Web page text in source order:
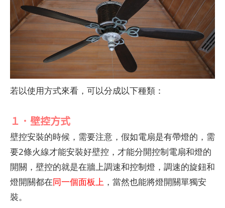
若以使用方式來看，可以分成以下種類：
１．壁控方式
壁控安裝的時候，需要注意，假如電扇是有帶燈的，需
要2條火線才能安裝好壁控，才能分開控制電扇和燈的
開關，壁控的就是在牆上調速和控制燈，調速的旋鈕和
燈開關都在同一個面板上 ，當然也能將燈開關單獨安
裝。